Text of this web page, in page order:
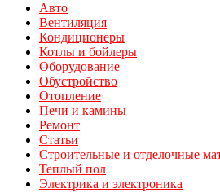
Авто
Вентиляция
Кондиционеры
Котлы и бойлеры
Оборудование
Обустройство
Отопление
Печи и камины
Ремонт
Статьи
Строительные и отделочные
Теплый пол
Электрика и электроника